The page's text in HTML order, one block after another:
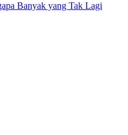
Banyak yang Tak Lagi